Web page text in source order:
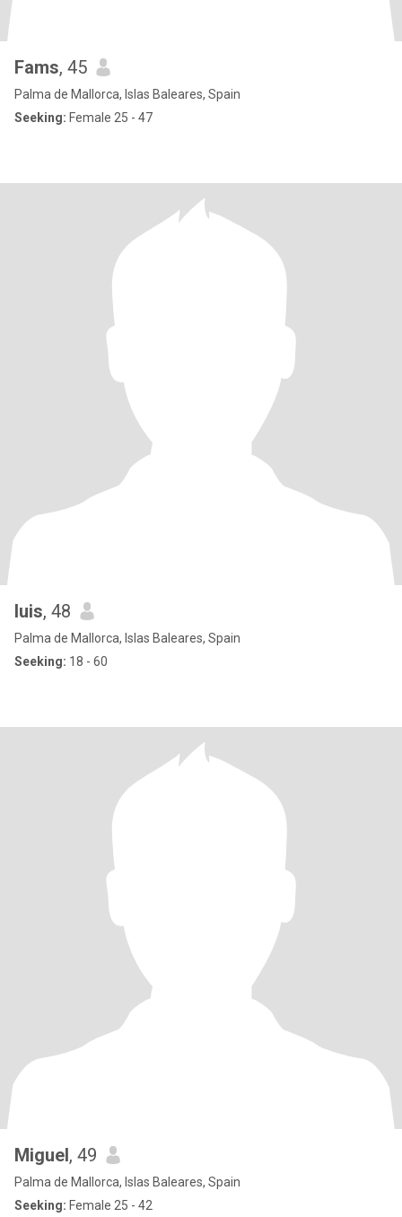
Fams, 45
Palma de Mallorca, Islas Baleares, Spain
Seeking: Female 25 - 47
luis, 48
Palma de Mallorca, Islas Baleares, Spain
Seeking: 18 - 60
Miguel, 49
Palma de Mallorca, Islas Baleares, Spain
Seeking: Female 25 - 42